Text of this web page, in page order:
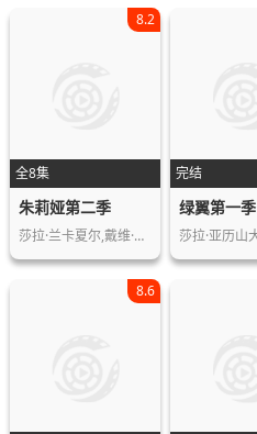
全8集
8.2
朱莉娅第二季
莎拉·兰卡夏尔,戴维·海德·皮尔斯,毕…
完结
绿翼第一季
8.6